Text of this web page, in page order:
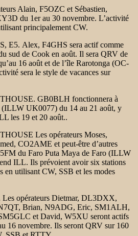
Alain, F5OZC et Sébastien,
du 1er au 30 novembre. L’activité
principalement CW.
E5. Alex, F4GHS sera actif comme
sud de Cook en août. Il sera QRV de
16 août et de l’île Rarotonga (OC-
sera le style de vacances sur
GB0BLH fonctionnera à
UK0077) du 14 au 21 août, y
les 19 et 20 août..
Les opérateurs Moses,
CO2AME et peut-être d’autres
du Faro Puta Maya de Faro (ILLW
ILL. Ils prévoient avoir six stations
en utilisant CW, SSB et les modes
opérateurs Dietmar, DL3DXX,
Brian, N9ADG, Eric, SM1ALH,
et David, W5XU seront actifs
16 novembre. Ils seront QRV sur 160